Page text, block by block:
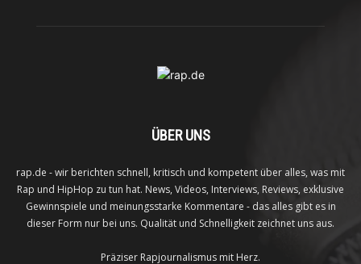
ÜBER UNS
rap.de - wir berichten schnell, kritisch und kompetent über alles, was mit
Rap und HipHop zu tun hat. News, Videos, Interviews, Reviews, exklusive
Gewinnspiele und meinungsstarke Kommentare - das alles gibt es in
dieser Form nur bei uns. Qualität und Schnelligkeit zeichnet uns aus.
Präziser Rapjournalismus mit Herz.